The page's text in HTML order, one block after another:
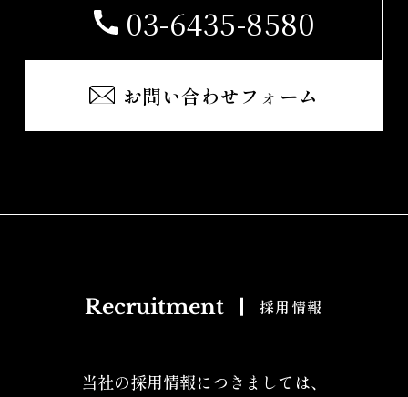
03-6435-8580
お問い合わせフォーム
Recruitment 採用情報
当社の採用情報につきましては、